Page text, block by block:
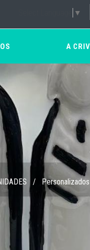
▼
A
/ Personalizados